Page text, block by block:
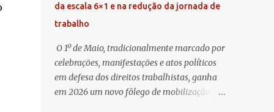
da escala 6×1 e na redução da jornada de
trabalho
O 1º de Maio, tradicionalmente marcado por
celebrações, manifestações e atos políticos
em defesa dos direitos trabalhistas, ganha
em 2026 um novo fôlego de mobilização em